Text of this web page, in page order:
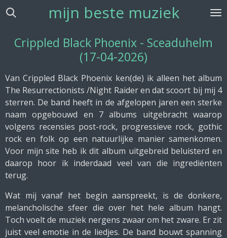
Ga
mijn beste muziek
Crippled Black Phoenix - Sceaduhelm
(17-04-2026)
Van Crippled Black Phoenix ken(de) ik alleen het album
The Resurrectionists /Night Raider en dat scoort bij mij 4
sterren. De band heeft in de afgelopen jaren een sterke
naam opgebouwd en 7 albums uitgebracht waarop
volgens recensies post-rock, progressieve rock, gothic
rock en folk op een natuurlijke manier samenkomen.
Voor mijn site heb ik dit album uitgebreid beluisterd en
daarop hoor ik inderdaad veel van die ingrediënten
terug.
Wat mij vanaf het begin aanspreekt, is de donkere,
melancholische sfeer die over het hele album hangt.
Toch voelt de muziek nergens zwaar om het zware. Er zit
juist veel emotie in de liedjes. De band bouwt spanning